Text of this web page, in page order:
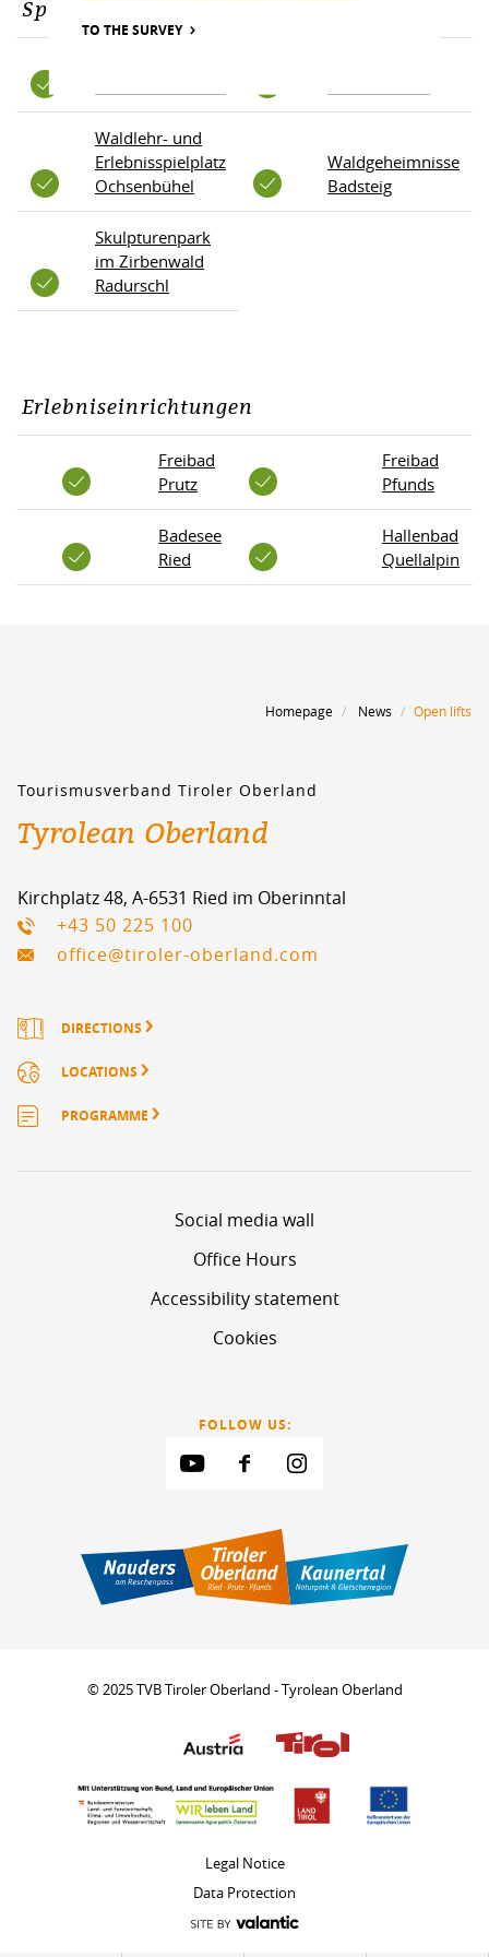
TO THE SURVEY
In Preparation
Spielplätze & Themenwege
Waldlehr- und
Erlebnisspielplatz
Ochsenbühel
Waldgeheimnisse
Badsteig
Skulpturenpark
im Zirbenwald
Radurschl
Erlebniseinrichtungen
Freibad
Prutz
Freibad
Pfunds
Badesee
Ried
Hallenbad
Quellalpin
Homepage News Open lifts
Tourismusverband Tiroler Oberland
Tyrolean Oberland
Kirchplatz 48, A-6531 Ried im Oberinntal
+43 50 225 100
office@tiroler-oberland.com
DIRECTIONS
LOCATIONS
PROGRAMME
Social media wall
Office Hours
Accessibility statement
Cookies
FOLLOW US:
© 2025 TVB Tiroler Oberland - Tyrolean Oberland
Legal Notice
Data Protection